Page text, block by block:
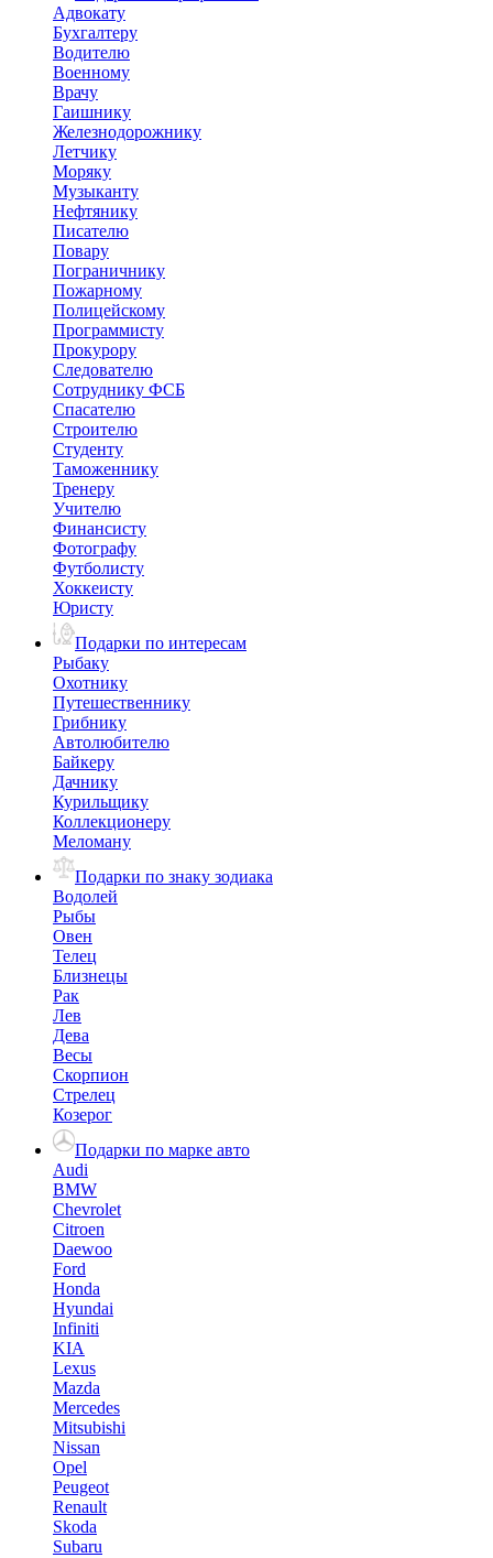
Адвокату
Бухгалтеру
Водителю
Военному
Врачу
Гаишнику
Железнодорожнику
Летчику
Моряку
Музыканту
Нефтянику
Писателю
Повару
Пограничнику
Пожарному
Полицейскому
Программисту
Прокурору
Следователю
Сотруднику ФСБ
Спасателю
Строителю
Студенту
Таможеннику
Тренеру
Учителю
Финансисту
Фотографу
Футболисту
Хоккеисту
Юристу
Подарки по интересам
Рыбаку
Охотнику
Путешественнику
Грибнику
Автолюбителю
Байкеру
Дачнику
Курильщику
Коллекционеру
Меломану
Подарки по знаку зодиака
Водолей
Рыбы
Овен
Телец
Близнецы
Рак
Лев
Дева
Весы
Скорпион
Стрелец
Козерог
Подарки по марке авто
Audi
BMW
Chevrolet
Citroen
Daewoo
Ford
Honda
Hyundai
Infiniti
KIA
Lexus
Mazda
Mercedes
Mitsubishi
Nissan
Opel
Peugeot
Renault
Skoda
Subaru